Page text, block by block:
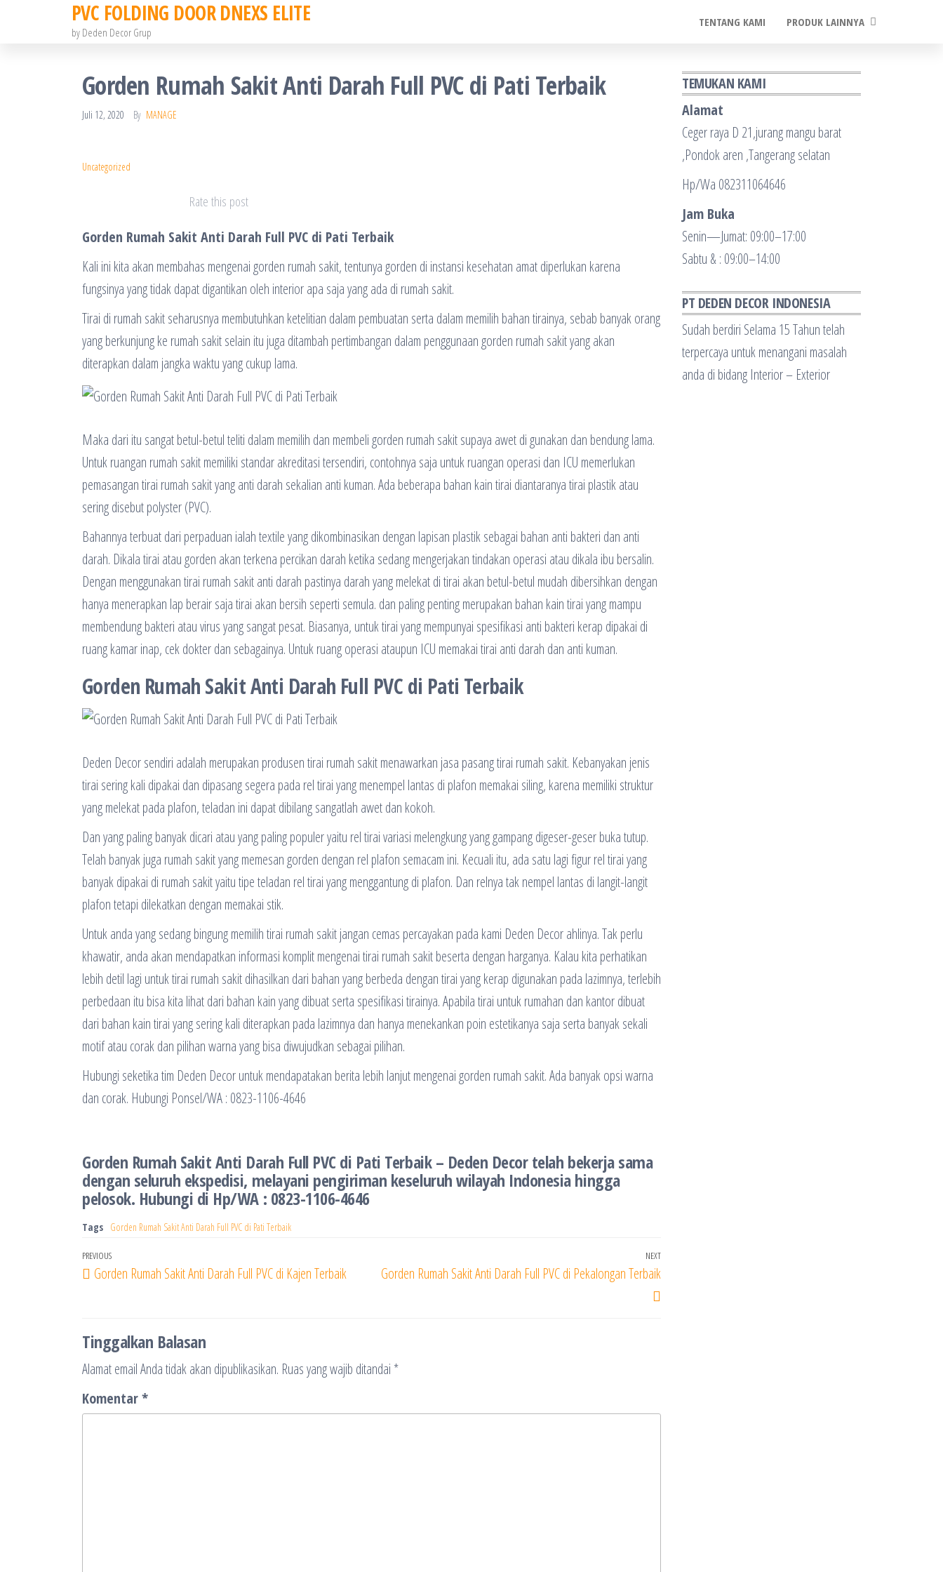
PVC FOLDING DOOR DNEXS ELITE
by Deden Decor Grup
TENTANG KAMI PRODUK LAINNYA
Gorden Rumah Sakit Anti Darah Full PVC di Pati Terbaik
Juli 12, 2020 By MANAGE
Uncategorized
Rate this post
Gorden Rumah Sakit Anti Darah Full PVC di Pati Terbaik
Kali ini kita akan membahas mengenai gorden rumah sakit, tentunya gorden di instansi kesehatan amat diperlukan karena
fungsinya yang tidak dapat digantikan oleh interior apa saja yang ada di rumah sakit.
Tirai di rumah sakit seharusnya membutuhkan ketelitian dalam pembuatan serta dalam memilih bahan tirainya, sebab banyak orang
yang berkunjung ke rumah sakit selain itu juga ditambah pertimbangan dalam penggunaan gorden rumah sakit yang akan
diterapkan dalam jangka waktu yang cukup lama.
Maka dari itu sangat betul-betul teliti dalam memilih dan membeli gorden rumah sakit supaya awet di gunakan dan bendung lama.
Untuk ruangan rumah sakit memiliki standar akreditasi tersendiri, contohnya saja untuk ruangan operasi dan ICU memerlukan
pemasangan tirai rumah sakit yang anti darah sekalian anti kuman. Ada beberapa bahan kain tirai diantaranya tirai plastik atau
sering disebut polyster (PVC).
Bahannya terbuat dari perpaduan ialah textile yang dikombinasikan dengan lapisan plastik sebagai bahan anti bakteri dan anti
darah. Dikala tirai atau gorden akan terkena percikan darah ketika sedang mengerjakan tindakan operasi atau dikala ibu bersalin.
Dengan menggunakan tirai rumah sakit anti darah pastinya darah yang melekat di tirai akan betul-betul mudah dibersihkan dengan
hanya menerapkan lap berair saja tirai akan bersih seperti semula. dan paling penting merupakan bahan kain tirai yang mampu
membendung bakteri atau virus yang sangat pesat. Biasanya, untuk tirai yang mempunyai spesifikasi anti bakteri kerap dipakai di
ruang kamar inap, cek dokter dan sebagainya. Untuk ruang operasi ataupun ICU memakai tirai anti darah dan anti kuman.
Gorden Rumah Sakit Anti Darah Full PVC di Pati Terbaik
Deden Decor sendiri adalah merupakan produsen tirai rumah sakit menawarkan jasa pasang tirai rumah sakit. Kebanyakan jenis
tirai sering kali dipakai dan dipasang segera pada rel tirai yang menempel lantas di plafon memakai siling, karena memiliki struktur
yang melekat pada plafon, teladan ini dapat dibilang sangatlah awet dan kokoh.
Dan yang paling banyak dicari atau yang paling populer yaitu rel tirai variasi melengkung yang gampang digeser-geser buka tutup.
Telah banyak juga rumah sakit yang memesan gorden dengan rel plafon semacam ini. Kecuali itu, ada satu lagi figur rel tirai yang
banyak dipakai di rumah sakit yaitu tipe teladan rel tirai yang menggantung di plafon. Dan relnya tak nempel lantas di langit-langit
plafon tetapi dilekatkan dengan memakai stik.
Untuk anda yang sedang bingung memilih tirai rumah sakit jangan cemas percayakan pada kami Deden Decor ahlinya. Tak perlu
khawatir, anda akan mendapatkan informasi komplit mengenai tirai rumah sakit beserta dengan harganya. Kalau kita perhatikan
lebih detil lagi untuk tirai rumah sakit dihasilkan dari bahan yang berbeda dengan tirai yang kerap digunakan pada lazimnya, terlebih
perbedaan itu bisa kita lihat dari bahan kain yang dibuat serta spesifikasi tirainya. Apabila tirai untuk rumahan dan kantor dibuat
dari bahan kain tirai yang sering kali diterapkan pada lazimnya dan hanya menekankan poin estetikanya saja serta banyak sekali
motif atau corak dan pilihan warna yang bisa diwujudkan sebagai pilihan.
Hubungi seketika tim Deden Decor untuk mendapatakan berita lebih lanjut mengenai gorden rumah sakit. Ada banyak opsi warna
dan corak. Hubungi Ponsel/WA : 0823-1106-4646
Gorden Rumah Sakit Anti Darah Full PVC di Pati Terbaik – Deden Decor telah bekerja sama
dengan seluruh ekspedisi, melayani pengiriman keseluruh wilayah Indonesia hingga
pelosok. Hubungi di Hp/WA : 0823-1106-4646
Tags Gorden Rumah Sakit Anti Darah Full PVC di Pati Terbaik
Navigasi
pos
Previous
Post
PREVIOUS
Gorden Rumah Sakit Anti Darah Full PVC di Kajen Terbaik
Next
Post
NEXT
Gorden Rumah Sakit Anti Darah Full PVC di Pekalongan Terbaik
Tinggalkan Balasan
Alamat email Anda tidak akan dipublikasikan. Ruas yang wajib ditandai *
Komentar*
TEMUKAN KAMI
Alamat
Ceger raya D 21,jurang mangu barat
,Pondok aren ,Tangerang selatan
Hp/Wa 082311064646
Jam Buka
Senin—Jumat: 09:00–17:00
Sabtu & : 09:00–14:00
PT DEDEN DECOR INDONESIA
Sudah berdiri Selama 15 Tahun telah
terpercaya untuk menangani masalah
anda di bidang Interior – Exterior